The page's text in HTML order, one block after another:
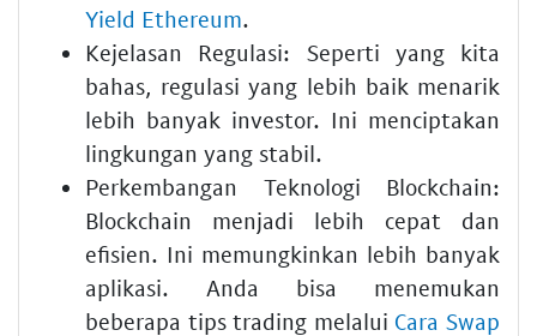
Yield Ethereum.
Kejelasan Regulasi: Seperti yang kita
bahas, regulasi yang lebih baik menarik
lebih banyak investor. Ini menciptakan
lingkungan yang stabil.
Perkembangan Teknologi Blockchain:
Blockchain menjadi lebih cepat dan
efisien. Ini memungkinkan lebih banyak
aplikasi. Anda bisa menemukan
beberapa tips trading melalui Cara Swap